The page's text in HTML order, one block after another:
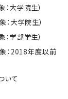
大学院生）
大学院生）
学部学生）
：2018年度以前
いて